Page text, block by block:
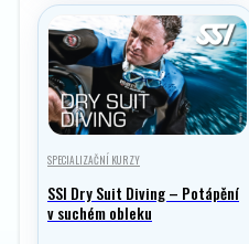
SPECIALIZAČNÍ KURZY
SSI Dry Suit Diving – Potápění
v suchém obleku